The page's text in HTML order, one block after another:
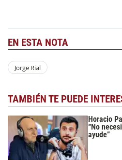
EN ESTA NOTA
Jorge Rial
TAMBIÉN TE PUEDE
Horacio
“No
ayude”